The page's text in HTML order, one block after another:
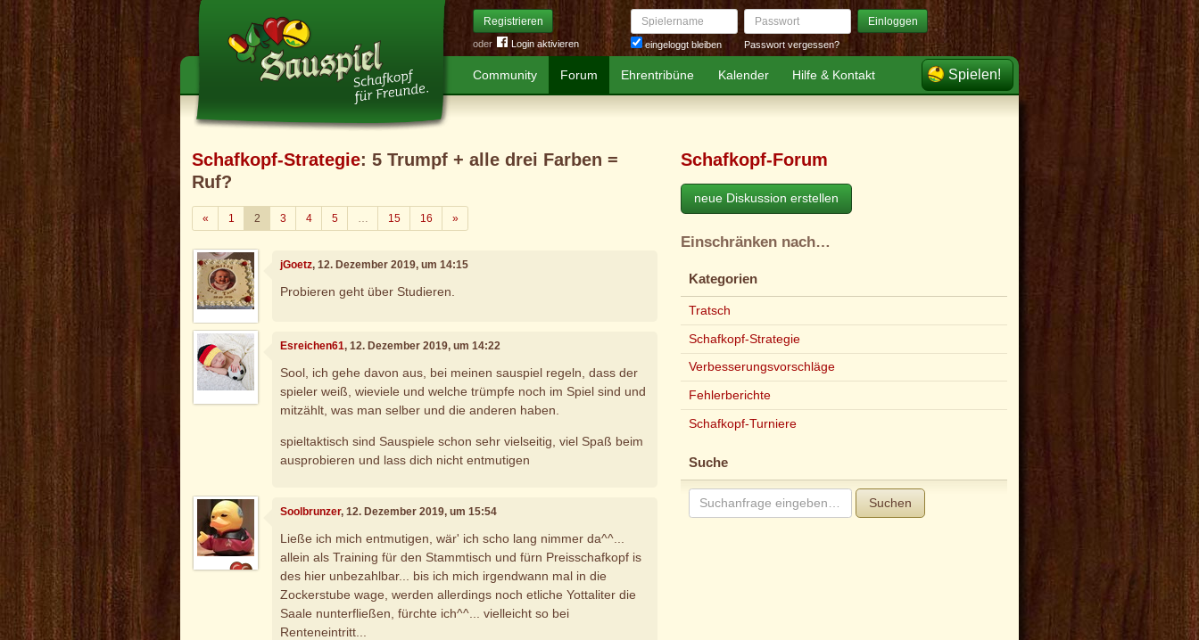
Registrieren
oder Login aktivieren
Spielername
eingeloggt bleiben
Passwort Einloggen
Passwort vergessen?
Community Forum Ehrentribüne Kalender Hilfe & Kontakt Spielen!
Schafkopf-Strategie: 5 Trumpf + alle drei Farben =
Ruf?
«Zurück
1 2 3 4 5 … 15 16 »Weiter
jGoetz, 12. Dezember 2019, um 14:15
Probieren geht über Studieren.
Esreichen61, 12. Dezember 2019, um 14:22
Sool, ich gehe davon aus, bei meinen sauspiel regeln, dass der
spieler weiß, wieviele und welche trümpfe noch im Spiel sind und
mitzählt, was man selber und die anderen haben.
spieltaktisch sind Sauspiele schon sehr vielseitig, viel Spaß beim
ausprobieren und lass dich nicht entmutigen
Soolbrunzer, 12. Dezember 2019, um 15:54
Ließe ich mich entmutigen, wär' ich scho lang nimmer da^^...
allein als Training für den Stammtisch und fürn Preisschafkopf is
des hier unbezahlbar... bis ich mich irgendwann mal in die
Zockerstube wage, werden allerdings noch etliche Yottaliter die
Saale nunterfließen, fürchte ich^^... vielleicht so bei
Renteneintritt...
Schafkopf-Forum
neue Diskussion erstellen
Einschränken nach…
Kategorien
Tratsch
Schafkopf-Strategie
Verbesserungsvorschläge
Fehlerberichte
Schafkopf-Turniere
Suche
Suchen